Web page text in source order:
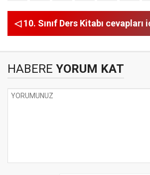
◁ 10. Sınıf Ders Kitabı cevapları
HABERE YORUM KAT